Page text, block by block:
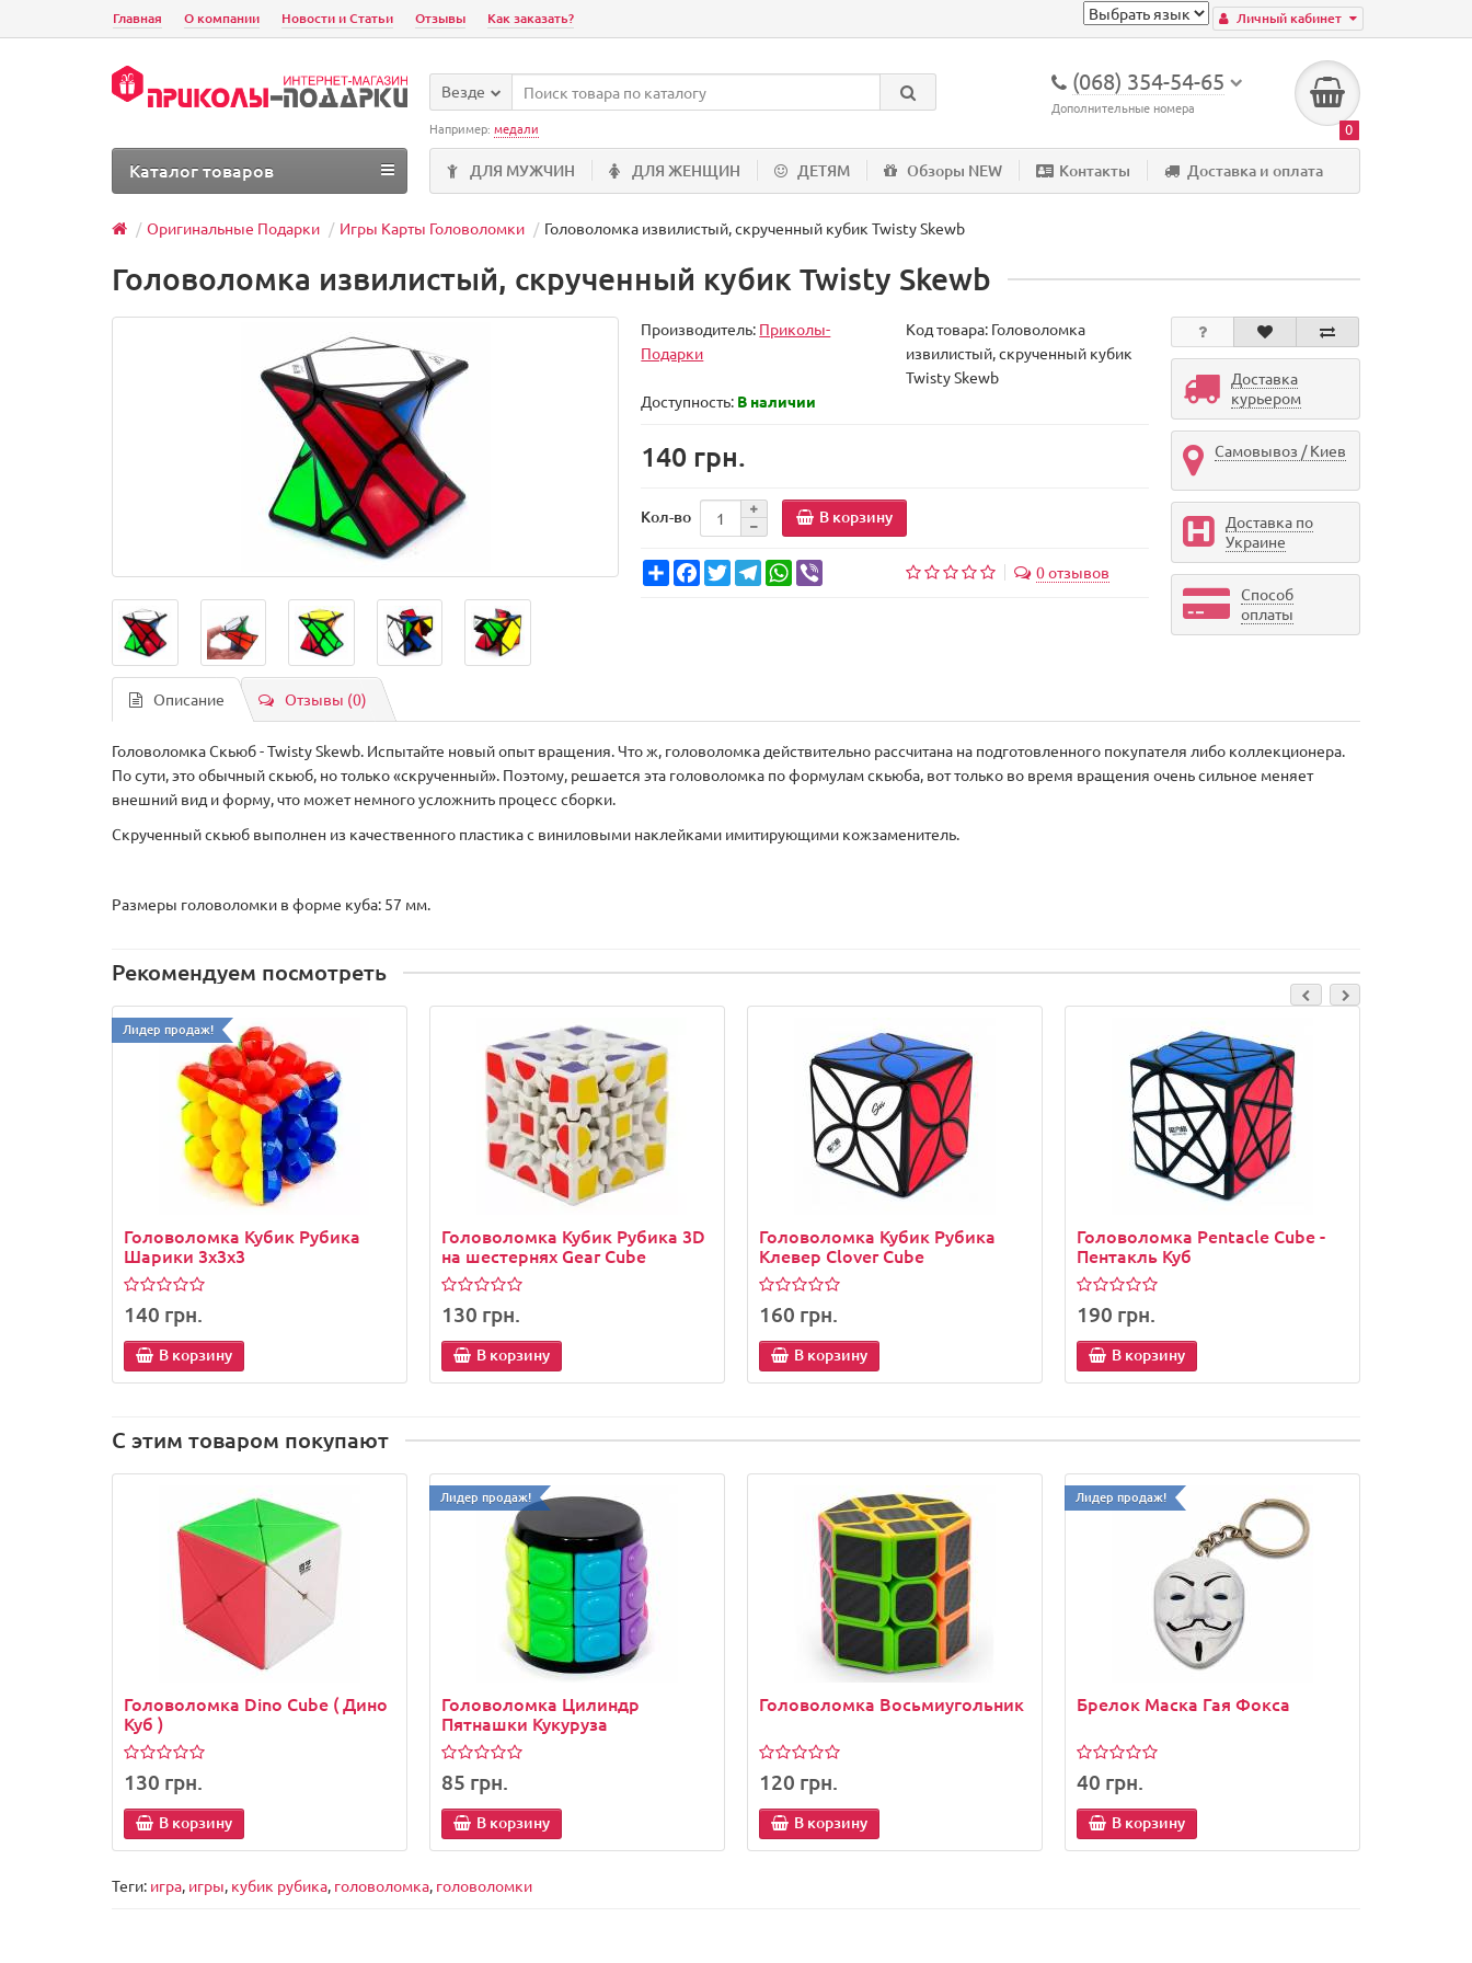
Личный кабинет
Главная О компании Новости и Статьи Отзывы Как заказать?
(068) 354-54-65
Дополнительные номера
0
Везде
Например: медали
ДЛЯ МУЖЧИН ДЛЯ ЖЕНЩИН ДЕТЯМ Обзоры NEW Контакты Доставка и оплата
Каталог товаров
Оригинальные Подарки Игры Карты Головоломки Головоломка извилистый, скрученный кубик Twisty Skewb
Головоломка извилистый, скрученный кубик Twisty Skewb
Производитель: Приколы-
Подарки
Код товара: Головоломка
извилистый, скрученный кубик
Twisty Skewb
Доступность: В наличии
140 грн.
Кол-во В корзину
ShareFacebook
TwitterTelegramWhatsApp 0 отзывов
Доставка
курьером
Самовывоз / Киев
Доставка по
Украине
Способ
оплаты
Описание Отзывы (0)
Головоломка Скьюб - Twisty Skewb. Испытайте новый опыт вращения. Что ж, головоломка действительно рассчитана на подготовленного покупателя либо коллекционера.
По сути, это обычный скьюб, но только «скрученный». Поэтому, решается эта головоломка по формулам скьюба, вот только во время вращения очень сильное меняет
внешний вид и форму, что может немного усложнить процесс сборки.
Скрученный скьюб выполнен из качественного пластика с виниловыми наклейками имитирующими кожзаменитель.
Размеры головоломки в форме куба: 57 мм.
Рекомендуем посмотреть
Лидер продаж!
Головоломка Кубик Рубика
Шарики 3x3x3
140 грн.
В корзину
Головоломка Кубик Рубика 3D
на шестернях Gear Cube
130 грн.
В корзину
Головоломка Кубик Рубика
Клевер Clover Cube
160 грн.
В корзину
Головоломка Pentacle Cube -
Пентакль Куб
190 грн.
В корзину
С этим товаром покупают
Головоломка Dino Cube ( Дино
Куб )
130 грн.
В корзину
Лидер продаж!
Головоломка Цилиндр
Пятнашки Кукуруза
85 грн.
В корзину
Головоломка Восьмиугольник
120 грн.
В корзину
Лидер продаж!
Брелок Маска Гая Фокса
40 грн.
В корзину
Теги: игра, игры, кубик рубика, головоломка, головоломки